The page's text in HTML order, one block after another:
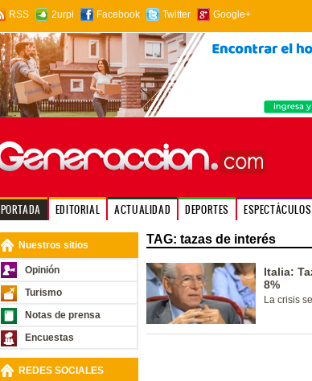
RSS 2urpi Facebook Twitter Google+
PORTADA EDITORIAL ACTUALIDAD DEPORTES ESPECTÁCULOS
Nuestros sitios
Opinión
Turismo
Notas de prensa
Encuestas
REDES SOCIALES
TAG: tazas de interés
Italia:
8%
La crisis